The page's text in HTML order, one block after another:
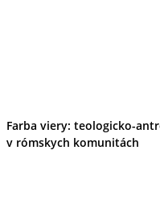
Farba viery: teologicko-
v rómskych komunitách